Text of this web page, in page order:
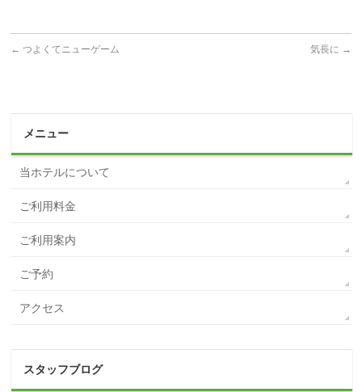
← つよくてニューゲーム 気長に →
メニュー
当ホテルについて
ご利用料金
ご利用案内
ご予約
アクセス
スタッフブログ